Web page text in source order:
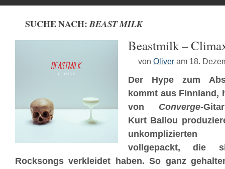
SUCHE NACH:BEAST MILK
Beastmilk –
von Oliver am 18.
Der Hype zum
kommt aus Finnland,
von Converge-
Kurt Ballou
unkomplizierten
vollgepackt, die
Rocksongs verkleidet haben. So ganz